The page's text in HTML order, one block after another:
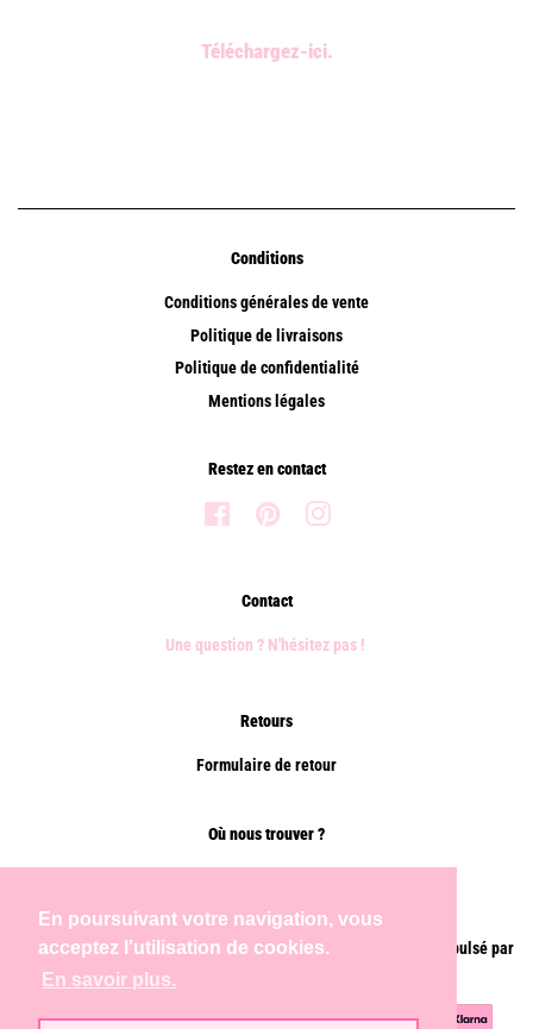
En poursuivant votre navigation, vous
acceptez l'utilisation de cookies.
En savoir plus.
Téléchargez-ici.
Conditions
Conditions générales de vente
Politique de livraisons
Politique de confidentialité
Mentions légales
Restez en contact
Facebook Pinterest
Contact
Une question ? N'hésitez pas !
Retours
Formulaire de retour
Où nous trouver ?
Droit d'auteur © 2026,Chems Paris.Commerce électronique propulsé par
Méthodes